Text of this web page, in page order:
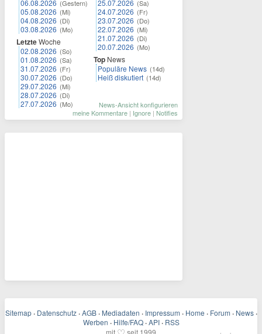
06.08.2026 (Gestern)
05.08.2026 (Mi)
04.08.2026 (Di)
03.08.2026 (Mo)
LetzteWoche
02.08.2026 (So)
01.08.2026 (Sa)
31.07.2026 (Fr)
30.07.2026 (Do)
29.07.2026 (Mi)
28.07.2026 (Di)
27.07.2026 (Mo)
25.07.2026 (Sa)
24.07.2026 (Fr)
23.07.2026 (Do)
22.07.2026 (Mi)
21.07.2026 (Di)
20.07.2026 (Mo)
Top News
Populäre News (14d)
Heiß diskutiert (14d)
News-Ansicht konfigurieren
meine Kommentare | Ignore | Notifies
Sitemap · Datenschutz · AGB · Mediadaten · Impressum · Home · Forum · News ·
Werben · Hilfe/FAQ · API · RSS